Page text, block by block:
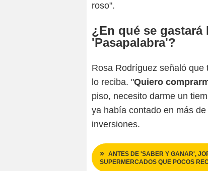
roso".
¿En qué se
'Pasapalabra'?
Rosa Rodríguez señaló
lo reciba. "Quiero
piso, necesito darme un
ya había contado en más
inversiones.
ANTES DE 'SABER Y GANAR',
SUPERMERCADOS QUE POCOS